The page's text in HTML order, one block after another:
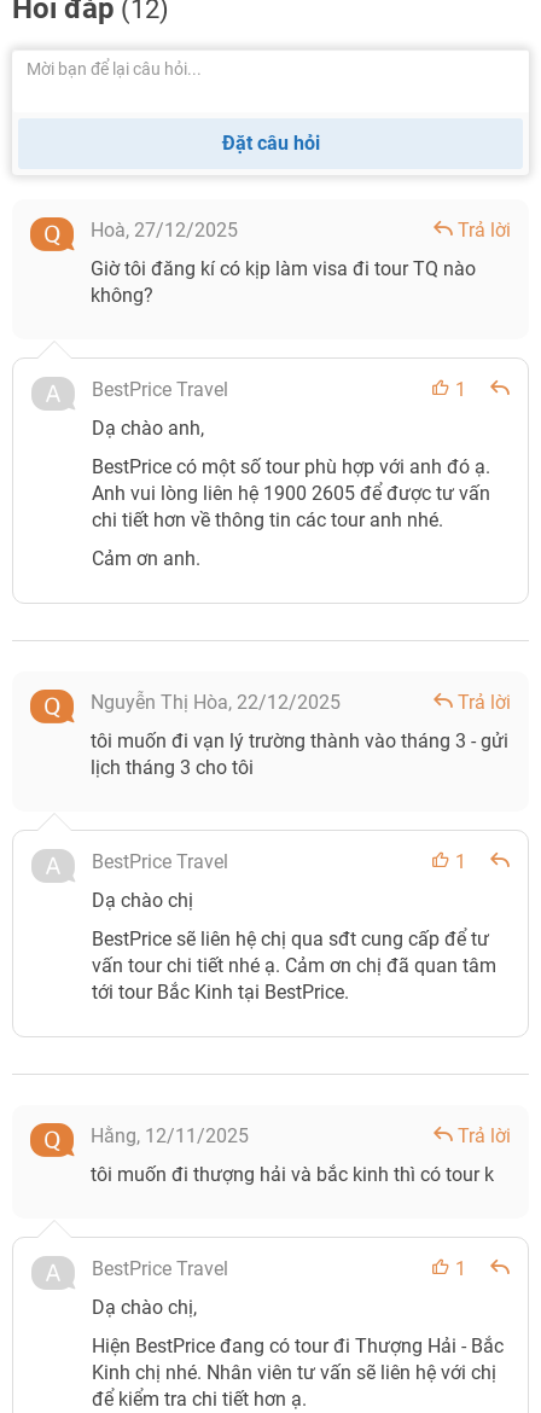
Hỏi đáp (12)
Đặt câu hỏi
Hoà, 27/12/2025
Trả lời
Giờ tôi đăng kí có kịp làm visa đi tour TQ nào
không?
BestPrice Travel
1
Dạ chào anh,
BestPrice có một số tour phù hợp với anh đó ạ.
Anh vui lòng liên hệ 1900 2605 để được tư vấn
chi tiết hơn về thông tin các tour anh nhé.
Cảm ơn anh.
Nguyễn Thị Hòa, 22/12/2025
Trả lời
tôi muốn đi vạn lý trường thành vào tháng 3 - gửi
lịch tháng 3 cho tôi
BestPrice Travel
1
Dạ chào chị
BestPrice sẽ liên hệ chị qua sđt cung cấp để tư
vấn tour chi tiết nhé ạ. Cảm ơn chị đã quan tâm
tới tour Bắc Kinh tại BestPrice.
Hằng, 12/11/2025
Trả lời
tôi muốn đi thượng hải và bắc kinh thì có tour k
BestPrice Travel
1
Dạ chào chị,
Hiện BestPrice đang có tour đi Thượng Hải - Bắc
Kinh chị nhé. Nhân viên tư vấn sẽ liên hệ với chị
để kiểm tra chi tiết hơn ạ.